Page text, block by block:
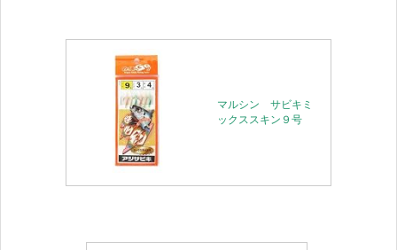
マルシン サビキミ
ックススキン９号